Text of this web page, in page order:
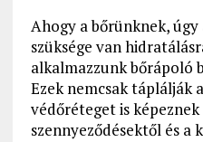
Ahogy a bőrünknek,
szüksége van
alkalmazzunk bőrápoló
Ezek nemcsak táplálják
védőréteget is
szennyeződésektől és a